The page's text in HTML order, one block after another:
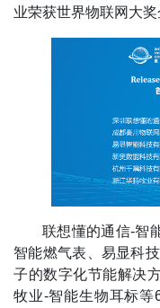
业荣获世界物联网大奖
联想懂的通信-智
智能燃气表、易显科
子的数字化节能解决
牧业-智能生物耳标等